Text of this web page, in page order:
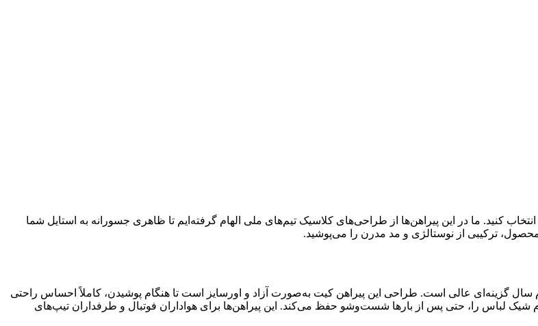
کنید. ما در این پیراهن‌ها از طراحی‌های کلاسیک تیم‌های ملی الهام گرفته‌ایم تا ظاهری جسورانه به استایل شما
ترکیبی از نوستالژی و مد مدرن را می‌پوشید.
گزینه‌ای عالی است. طراحی این پیراهن کیت به‌صورت آزاد و اورسایز است تا هنگام پوشیدن، کاملاً احساس راحتی
شیک لباس را، حتی پس از بارها شست‌وشو حفظ می‌کند. این پیراهن‌ها برای هواداران فوتبال و طرفداران تیپ‌های